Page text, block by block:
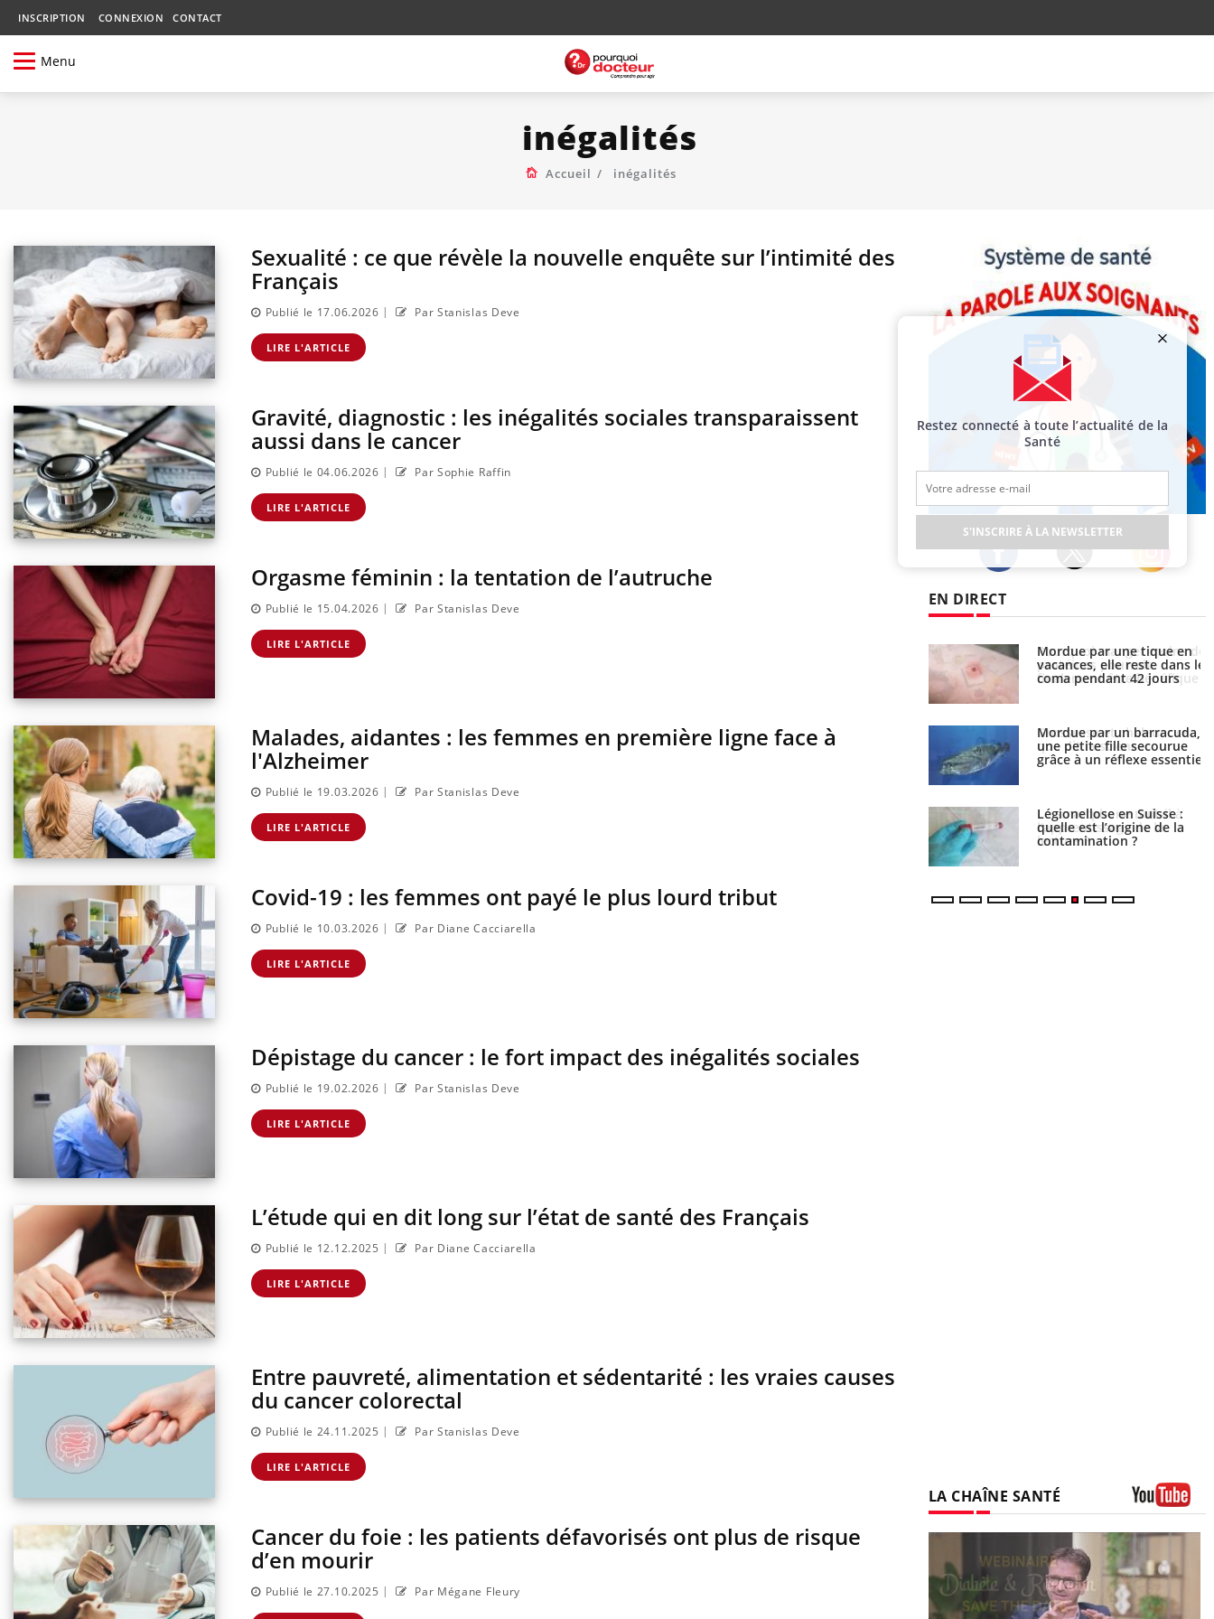
INSCRIPTION CONNEXION CONTACT
Menu
inégalités
Accueil inégalités
Sexualité : ce que révèle la nouvelle enquête sur l’intimité des
Français
Publié le 17.06.2026 | Par Stanislas Deve
LIRE L'ARTICLE
Gravité, diagnostic : les inégalités sociales transparaissent
aussi dans le cancer
Publié le 04.06.2026 | Par Sophie Raffin
LIRE L'ARTICLE
Orgasme féminin : la tentation de l’autruche
Publié le 15.04.2026 | Par Stanislas Deve
LIRE L'ARTICLE
Malades, aidantes : les femmes en première ligne face à
l'Alzheimer
Publié le 19.03.2026 | Par Stanislas Deve
LIRE L'ARTICLE
Covid-19 : les femmes ont payé le plus lourd tribut
Publié le 10.03.2026 | Par Diane Cacciarella
LIRE L'ARTICLE
Dépistage du cancer : le fort impact des inégalités sociales
Publié le 19.02.2026 | Par Stanislas Deve
LIRE L'ARTICLE
L’étude qui en dit long sur l’état de santé des Français
Publié le 12.12.2025 | Par Diane Cacciarella
LIRE L'ARTICLE
Entre pauvreté, alimentation et sédentarité : les vraies causes
du cancer colorectal
Publié le 24.11.2025 | Par Stanislas Deve
LIRE L'ARTICLE
Cancer du foie : les patients défavorisés ont plus de risque
d’en mourir
Publié le 27.10.2025 | Par Mégane Fleury
EN DIRECT
: une
aurait
au Pays
dengue,
se passe-t-
de la France ?
GLP-1
les os ?
Cytomégalovirus : ce qui
change dans la prise en
charge des femmes
La sieste empêche-t-elle de
dormir la nuit ?
VIH : la fin du comprimé
tous les jours se profile-t-
elle enfin ?
Fortes chaleurs : pourquoi
le risque de noyade
Grossesse et chaleur : ce
que dit la science
Mordue par une tique en
vacances, elle reste dans le
coma pendant 42 jours
Mordue par un barracuda,
une petite fille secourue
grâce à un réflexe essentiel
Légionellose en Suisse :
quelle est l’origine de la
contamination ?
LA CHAÎNE SANTÉ
Restez connecté à toute l’actualité de la
Santé
S'INSCRIRE À LA NEWSLETTER